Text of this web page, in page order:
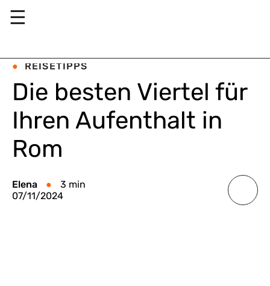
☰
REISETIPPS
Die besten Viertel für
Ihren Aufenthalt in
Rom
Elena
3 min
07/11/2024